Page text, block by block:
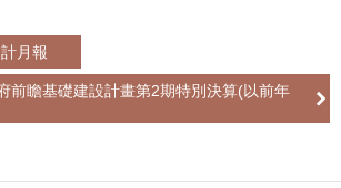
月報
前瞻基礎建設計畫第2期特別決算(以前年